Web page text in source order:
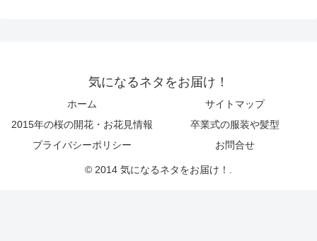
気になるネタをお届け！
ホーム
サイトマップ
2015年の桜の開花・お花見情報
卒業式の服装や髪型
プライバシーポリシー
お問合せ
© 2014 気になるネタをお届け！.